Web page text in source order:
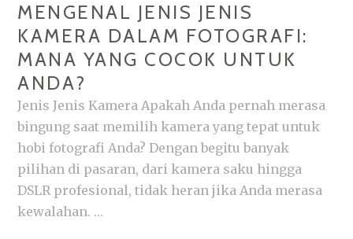
MENGENAL JENIS JENIS
KAMERA DALAM FOTOGRAFI:
MANA YANG COCOK UNTUK
ANDA?
Jenis Jenis Kamera Apakah Anda pernah merasa
bingung saat memilih kamera yang tepat untuk
hobi fotografi Anda? Dengan begitu banyak
pilihan di pasaran, dari kamera saku hingga
DSLR profesional, tidak heran jika Anda merasa
kewalahan. …